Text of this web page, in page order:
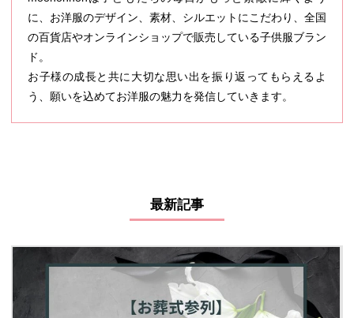
に、お洋服のデザイン、素材、シルエットにこだわり、全国
の百貨店やオンラインショップで販売している子供服ブラン
ド。
お子様の成長と共に大切な思い出を振り返ってもらえるよ
う、願いを込めてお洋服の魅力を発信していきます。
最新記事